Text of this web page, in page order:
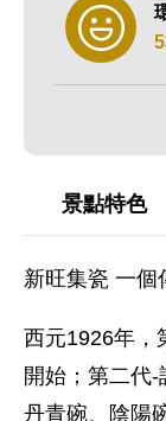
景點特色
新旺集瓷 一個
西元1926年，
開始；第二代-
丹青碗、陰陽